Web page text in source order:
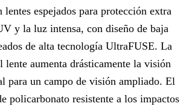
espejados para protección extra
y la luz intensa, con diseño de baja
de alta tecnología UltraFUSE. La
lente aumenta drásticamente la visión
para un campo de visión ampliado. El
policarbonato resistente a los impactos